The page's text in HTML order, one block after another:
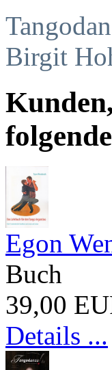
Birgit
Egon
Buch
39,00
Details ...